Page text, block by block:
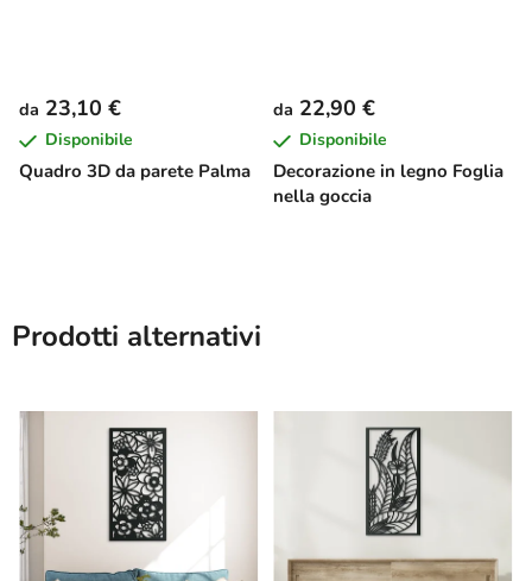
Quadro 3D da parete Palma
da 23,10 €
Disponibile
Decorazione in legno Foglia
nella goccia
da 22,90 €
Disponibile
Prodotti alternativi